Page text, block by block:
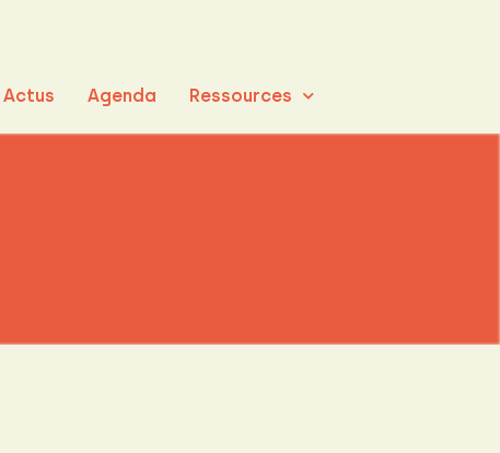
Actus Agenda Ressources